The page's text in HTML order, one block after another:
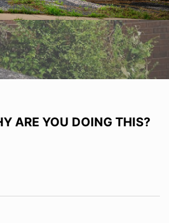
ARE YOU DOING THIS?